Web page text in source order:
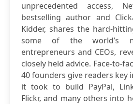
unprecedented access,
bestselling author and
Kidder, shares the hard-
some of the world’s
entrepreneurs and CEOs,
closely held advice. Face-to-
40 founders give readers key
it took to build PayPal,
Flickr, and many others into